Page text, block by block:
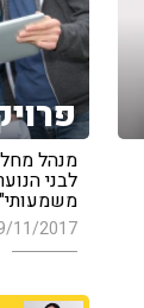
מנהל
לבני
משמעותי"
11/2017